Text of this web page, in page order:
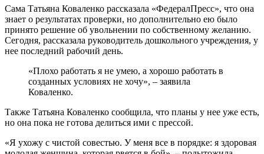
Сама Татьяна Коваленко рассказала «ФедералПресс», что она
знает о результатах проверки, но дополнительно ею было
принято решение об увольнении по собственному желанию.
Сегодня, рассказала руководитель дошкольного учреждения, у
нее последний рабочий день.
«Плохо работать я не умею, а хорошо работать в
созданных условиях не хочу», – заявила
Коваленко.
Также Татьяна Коваленко сообщила, что планы у нее уже есть,
но она пока не готова делиться ими с прессой.
«Я ухожу с чистой совестью. У меня все в порядке: я здоровая